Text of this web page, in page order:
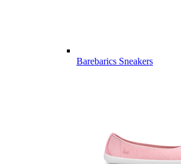
Barebarics Sneakers